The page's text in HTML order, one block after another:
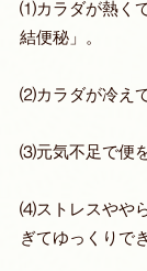
⑴カラダが熱く
結便秘」。
⑵カラダが冷え
⑶元気不足で便
⑷ストレスやや
ぎてゆっくりで